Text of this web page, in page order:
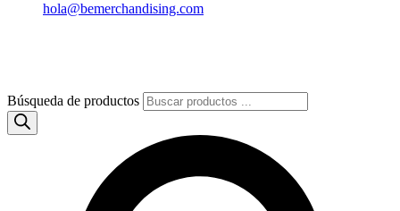
hola@bemerchandising.com
Búsqueda de productos